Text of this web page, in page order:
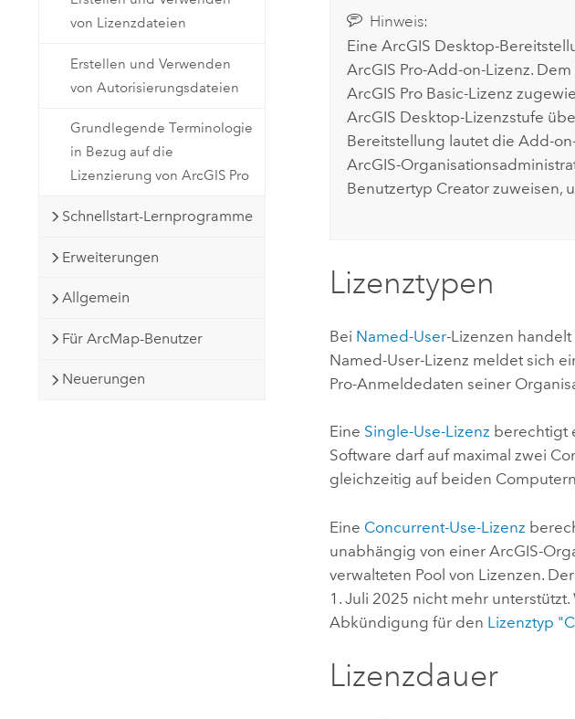
von Lizenzdateien
Erstellen und Verwenden
von Autorisierungsdateien
Grundlegende Terminologie
in Bezug auf die
Lizenzierung von ArcGIS Pro
Schnellstart-Lernprogramme
Erweiterungen
Allgemein
Für ArcMap-Benutzer
Neuerungen
Hinweis:
Eine ArcGIS Desktop-
ArcGIS Pro-Add-on-Lizenz.
ArcGIS Pro Basic-Lizenz
ArcGIS Desktop-Lizenzstufe
Bereitstellung lautet die Add-
ArcGIS-
Benutzertyp Creatorzuweisen,
Lizenztypen
Bei Named-User-Lizenzen
Named-User-Lizenz meldet sich
Pro-Anmeldedaten seiner
Eine Single-Use-Lizenz berechtigt
Software darf auf maximal zwei
gleichzeitig auf beiden
Eine Concurrent-Use-Lizenz
unabhängig von einer ArcGIS-
verwalteten Pool von Lizenzen.
1. Juli 2025 nicht mehr
Abkündigung für den Lizenztyp
Lizenzdauer